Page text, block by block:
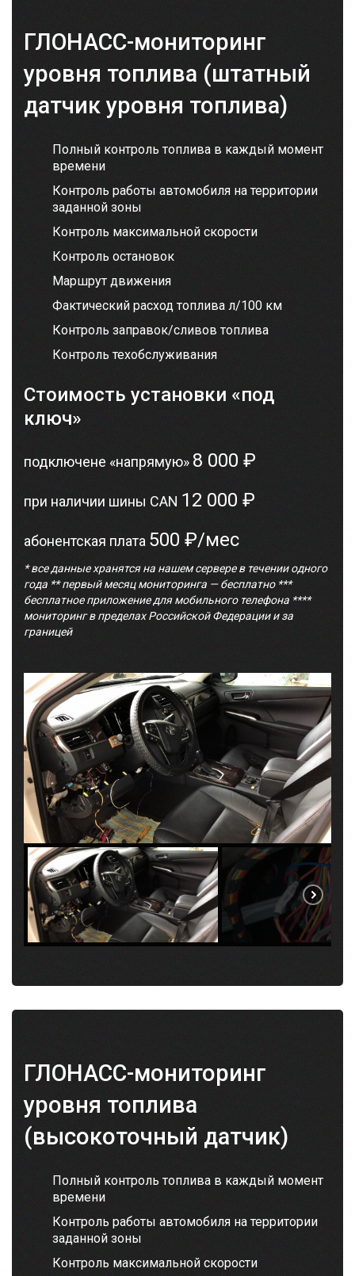
ГЛОНАСС-мониторинг
уровня топлива (штатный
датчик уровня топлива)
Полный контроль топлива в каждый момент
времени
Контроль работы автомобиля на территории
заданной зоны
Контроль максимальной скорости
Контроль остановок
Маршрут движения
Фактический расход топлива л/100 км
Контроль заправок/сливов топлива
Контроль техобслуживания
Стоимость установки «под
ключ»
подключене «напрямую» 8 000 ₽
при наличии шины CAN12 000 ₽
абонентская плата 500 ₽/мес
* все данные хранятся на нашем сервере в течении одного
года ** первый месяц мониторинга — бесплатно ***
бесплатное приложение для мобильного телефона ****
мониторинг в пределах Российской Федерации и за
границей
ГЛОНАСС-мониторинг
уровня топлива
(высокоточный датчик)
Полный контроль топлива в каждый момент
времени
Контроль работы автомобиля на территории
заданной зоны
Контроль максимальной скорости